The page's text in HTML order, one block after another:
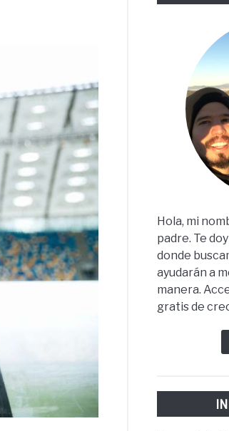
Hola, mi
padre. Te
donde
ayudarán a
manera.
gratis de